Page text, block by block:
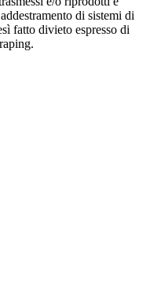
di sistemi di
fatto divieto espresso di